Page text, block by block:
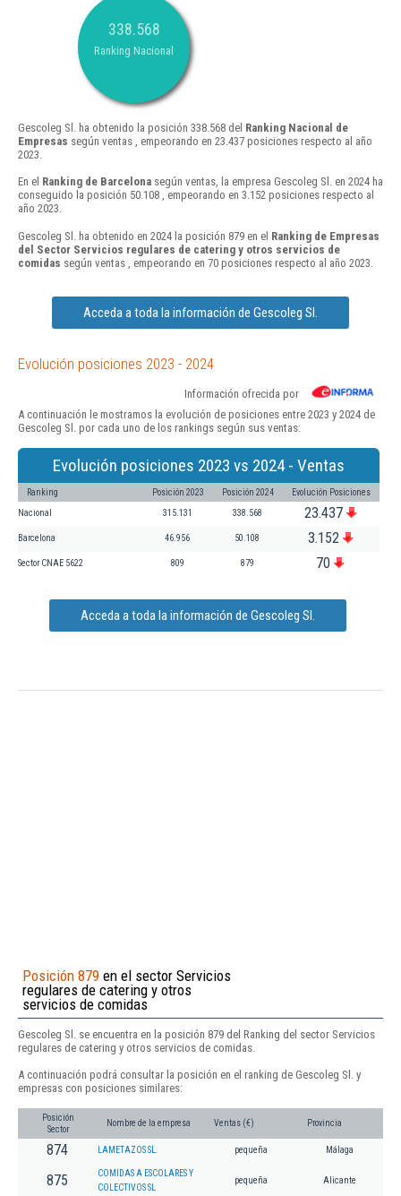
338.568
Ranking Nacional
Gescoleg Sl. ha obtenido la posición 338.568 del Ranking Nacional de
Empresas según ventas , empeorando en 23.437 posiciones respecto al año
2023.
En el Ranking de Barcelona según ventas, la empresa Gescoleg Sl. en 2024 ha
conseguido la posición 50.108 , empeorando en 3.152 posiciones respecto al
año 2023.
Gescoleg Sl. ha obtenido en 2024 la posición 879 en el Ranking de Empresas
del Sector Servicios regulares de catering y otros servicios de
comidas según ventas , empeorando en 70 posiciones respecto al año 2023.
Acceda a toda la información de Gescoleg Sl.
Evolución posiciones 2023 - 2024
Información ofrecida por
A continuación le mostramos la evolución de posiciones entre 2023 y 2024 de
Gescoleg Sl. por cada uno de los rankings según sus ventas:
Evolución posiciones 2023 vs 2024 - Ventas
Ranking Posición 2023 Posición 2024 Evolución Posiciones
Nacional 315.131 338.568 23.437
Barcelona 46.956 50.108 3.152
Sector CNAE 5622 809 879 70
Acceda a toda la información de Gescoleg Sl.
Posición 879 en el sector Servicios
regulares de catering y otros
servicios de comidas
Gescoleg Sl. se encuentra en la posición 879 del Ranking del sector Servicios
regulares de catering y otros servicios de comidas.
A continuación podrá consultar la posición en el ranking de Gescoleg Sl. y
empresas con posiciones similares:
Posición
Sector
Nombre de la empresa Ventas (€) Provincia
874 LAMETAZOS SL. pequeña Málaga
875
COMIDAS A ESCOLARES Y
COLECTIVOS SL
pequeña Alicante